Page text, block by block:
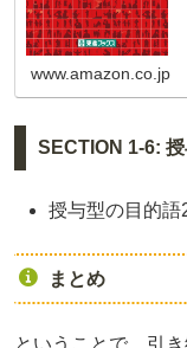
www.amazon.co.jp
SECTION 1-6:
授与型の目的
まとめ
ということで、引